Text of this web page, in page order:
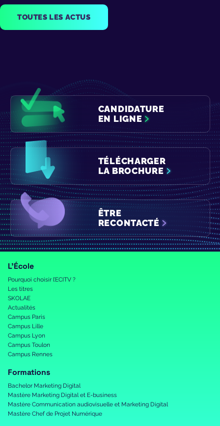
TOUTES LES ACTUS
CANDIDATURE
EN LIGNE
TÉLÉCHARGER
LA BROCHURE
ÊTRE
RECONTACTÉ
L’École
Pourquoi choisir l’ECITV ?
Les titres
SKOLAE
Actualités
Campus Paris
Campus Lille
Campus Lyon
Campus Toulon
Campus Rennes
Formations
Bachelor Marketing Digital
Mastère Marketing Digital et E-business
Mastère Communication audiovisuelle et Marketing Digital
Mastère Chef de Projet Numérique